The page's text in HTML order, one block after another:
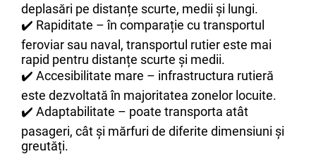
deplasări pe distanțe scurte, medii și lungi.
✔️ Rapiditate – în comparație cu transportul
feroviar sau naval, transportul rutier este mai
rapid pentru distanțe scurte și medii.
✔️ Accesibilitate mare – infrastructura rutieră
este dezvoltată în majoritatea zonelor locuite.
✔️ Adaptabilitate – poate transporta atât
pasageri, cât și mărfuri de diferite dimensiuni și
greutăți.